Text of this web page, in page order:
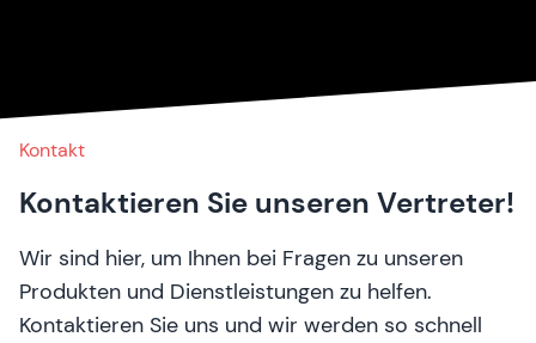
Kontakt
Kontaktieren Sie unseren Vertreter!
Wir sind hier, um Ihnen bei Fragen zu unseren
Produkten und Dienstleistungen zu helfen.
Kontaktieren Sie uns und wir werden so schnell